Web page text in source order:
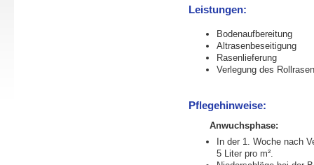
Leistungen:
Bodenaufbereitung
Altrasenbeseitigung
Rasenlieferung
Verlegung des
Pflegehinweise:
Anwuchsphase:
In der 1. Woche nach
5 Liter pro m².